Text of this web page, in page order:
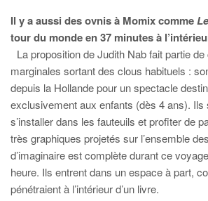
Il y a aussi des ovnis à Momix comme
tour du monde en 37 minutes à
La proposition de Judith Nab fait partie
marginales sortant des clous habituels :
depuis la Hollande pour un spectacle
exclusivement aux enfants (dès 4 ans). Ils
s’installer dans les fauteuils et profiter de
très graphiques projetés sur l’ensemble
d’imaginaire est complète durant ce
heure. Ils entrent dans un espace à part,
pénétraient à l’intérieur d’un livre.